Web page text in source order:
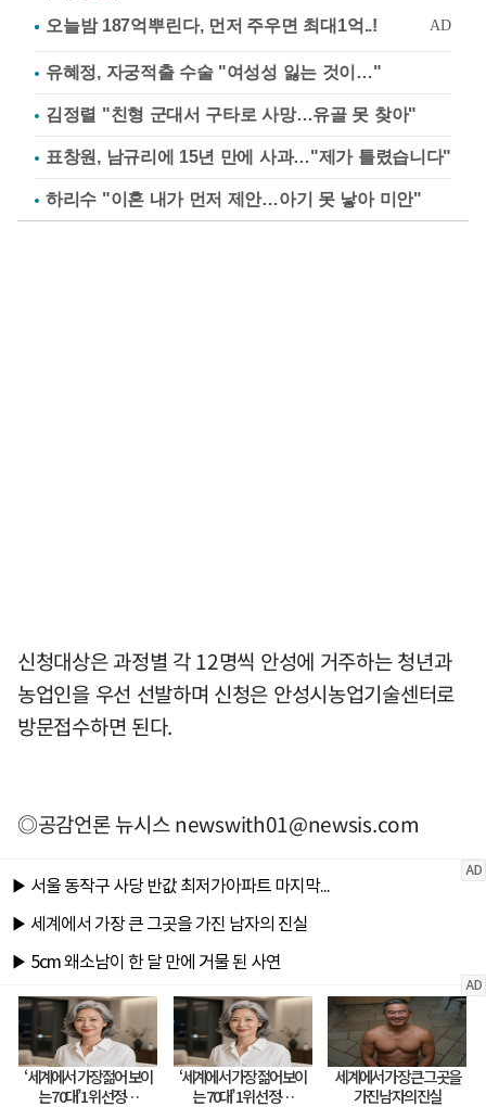
유혜정, 자궁적출 수술 "여성성 잃는 것이…"
김정렬 "친형 군대서 구타로 사망…유골 못 찾아"
표창원, 남규리에 15년 만에 사과…"제가 틀렸습니다"
하리수 "이혼 내가 먼저 제안…아기 못 낳아 미안"
신청대상은 과정별 각 12명씩 안성에 거주하는 청년과
농업인을 우선 선발하며 신청은 안성시농업기술센터로
방문접수하면 된다.
◎공감언론 뉴시스newswith01@newsis.com